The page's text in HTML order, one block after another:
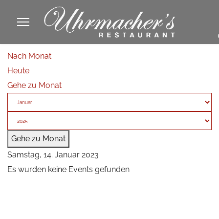
Nach Monat
Heute
Gehe zu Monat
Gehe zu Monat
Samstag, 14. Januar 2023
Es wurden keine Events gefunden